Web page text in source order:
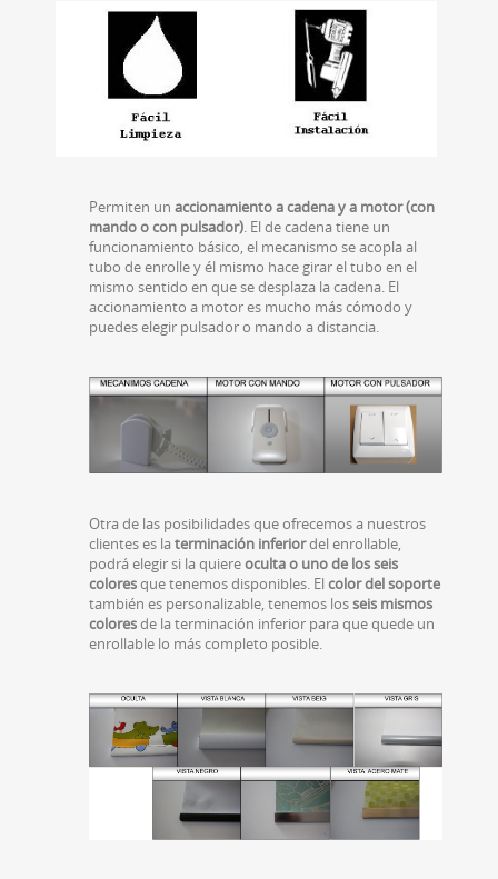
Permiten un accionamientoa cadena y a motor (con
mando o con pulsador) . El de cadena tiene un
funcionamiento básico, el mecanismo se acopla al
tubo de enrolle y él mismo hace girar el tubo en el
mismo sentido en que se desplaza la cadena. El
accionamiento a motor es mucho más cómodo y
puedes elegir pulsador o mando a distancia.
Otra de las posibilidades que ofrecemos a nuestros
clientes es la terminación inferiordel enrollable,
podrá elegir si la quiereoculta o uno de los seis
coloresque tenemos disponibles. El color del soporte
también es personalizable, tenemos losseis mismos
coloresde la terminación inferior para que quede un
enrollable lo más completo posible.